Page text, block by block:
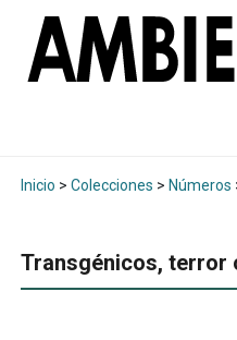
Inicio > Colecciones > Números
Transgénicos, terror